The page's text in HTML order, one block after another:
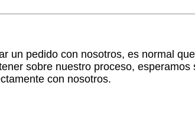
un pedido con nosotros, es normal
sobre nuestro proceso,
con nosotros.